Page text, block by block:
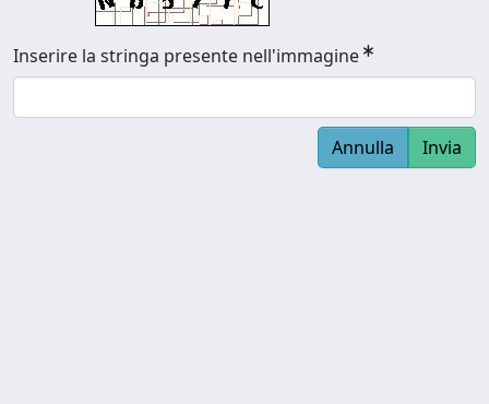
Inserire la stringa presente nell'immagine
Annulla Invia